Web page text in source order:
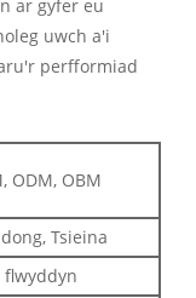
ar gyfer eu
uwch a'i
perfformiad
ODM, OBM
Tsieina
flwyddyn